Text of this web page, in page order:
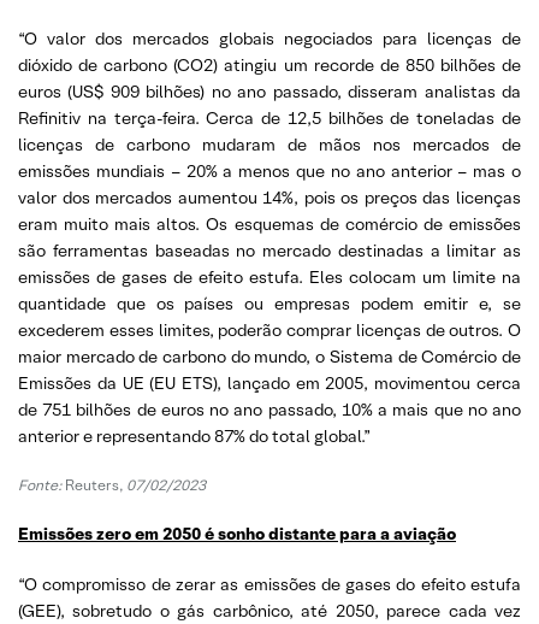
“O valor dos mercados globais negociados para licenças de
dióxido de carbono (CO2) atingiu um recorde de 850 bilhões de
euros (US$ 909 bilhões) no ano passado, disseram analistas da
Refinitiv na terça-feira. Cerca de 12,5 bilhões de toneladas de
licenças de carbono mudaram de mãos nos mercados de
emissões mundiais – 20% a menos que no ano anterior – mas o
valor dos mercados aumentou 14%, pois os preços das licenças
eram muito mais altos. Os esquemas de comércio de emissões
são ferramentas baseadas no mercado destinadas a limitar as
emissões de gases de efeito estufa. Eles colocam um limite na
quantidade que os países ou empresas podem emitir e, se
excederem esses limites, poderão comprar licenças de outros. O
maior mercado de carbono do mundo, o Sistema de Comércio de
Emissões da UE (EU ETS), lançado em 2005, movimentou cerca
de 751 bilhões de euros no ano passado, 10% a mais que no ano
anterior e representando 87% do total global.”
Fonte: Reuters, 07/02/2023
Emissões zero em 2050 é sonho distante para a aviação
“O compromisso de zerar as emissões de gases do efeito estufa
(GEE), sobretudo o gás carbônico, até 2050, parece cada vez